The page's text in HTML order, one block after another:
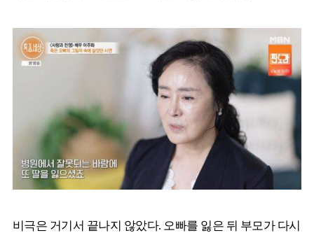
비극은 거기서 끝나지 않았다. 오빠를 잃은 뒤 부모가 다시